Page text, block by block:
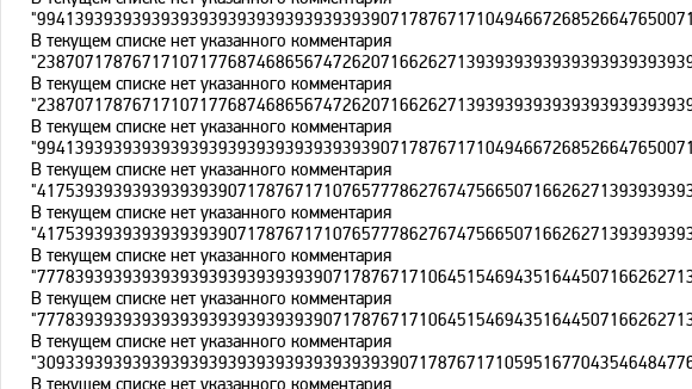
В текущем списке нет указанного комментария
В текущем списке нет указанного комментария
В текущем списке нет указанного комментария
В текущем списке нет указанного комментария
В текущем списке нет указанного комментария
В текущем списке нет указанного комментария
В текущем списке нет указанного комментария
В текущем списке нет указанного комментария
В текущем списке нет указанного комментария